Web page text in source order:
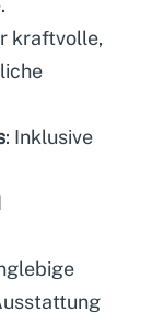
kraftvolle,
: Inklusive